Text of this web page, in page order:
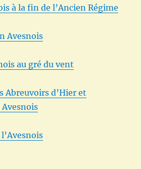
à la fin de l’Ancien Régime
Avesnois
au gré du vent
Abreuvoirs d’Hier et
Avesnois